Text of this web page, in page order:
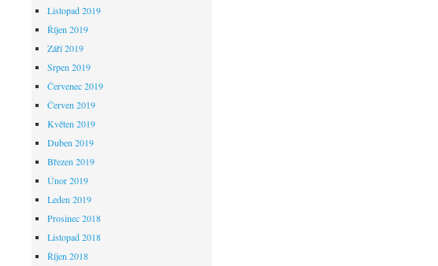
Listopad 2019
Říjen 2019
Září 2019
Srpen 2019
Červenec 2019
Červen 2019
Květen 2019
Duben 2019
Březen 2019
Únor 2019
Leden 2019
Prosinec 2018
Listopad 2018
Říjen 2018